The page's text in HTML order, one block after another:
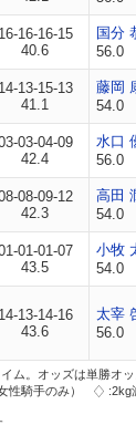
16-16-16-15
40.6
国分
56.0
14-13-15-13
41.1
藤岡
54.0
03-04-09
42.4
水口
56.0
08-09-12
42.3
高田
54.0
01-01-07
43.5
小牧
54.0
14-13-14-16
43.6
太宰
56.0
ム。オッズは単勝オッ
性騎手のみ）
:2kg